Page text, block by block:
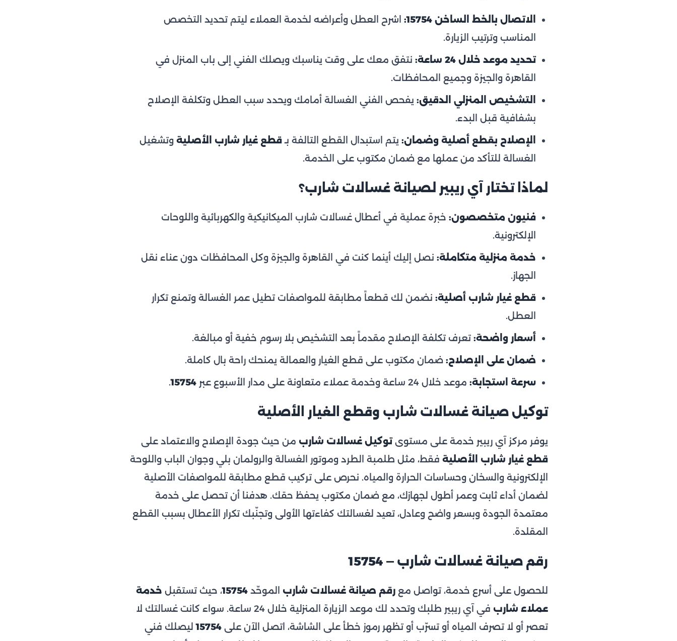
الاتصال بالخط الساخن 15754:
اشرح العطل وأعراضه لخدمة العملاء ليتم تحديد التخصص
المناسب وترتيب الزيارة.
تحديد موعد خلال 24 ساعة:
نتفق معك على وقت يناسبك ويصلك الفني إلى باب المنزل في
القاهرة والجيزة وجميع المحافظات.
التشخيص المنزلي الدقيق: يفحص الفني الغسالة أمامك ويحدد سبب العطل وتكلفة الإصلاح
بشفافية قبل البدء.
الإصلاح بقطع أصلية وضمان: يتم استبدال القطع التالفة بـقطع غيار شارب الأصلية وتشغيل
الغسالة للتأكد من عملها مع ضمان مكتوب على الخدمة.
لماذا تختار آي ريبير لصيانة غسالات شارب؟
فنيون متخصصون: خبرة عملية في أعطال غسالات شارب الميكانيكية والكهربائية واللوحات
الإلكترونية.
خدمة منزلية متكاملة: نصل إليك أينما كنت في القاهرة والجيزة وكل المحافظات دون عناء نقل
الجهاز.
قطع غيار شارب أصلية: نضمن لك قطعاً مطابقة للمواصفات تطيل عمر الغسالة وتمنع تكرار
العطل.
أسعار واضحة: تعرف تكلفة الإصلاح مقدماً بعد التشخيص بلا رسوم خفية أو مبالغة.
ضمان على الإصلاح: ضمان مكتوب على قطع الغيار والعمالة يمنحك راحة بال كاملة.
سرعة استجابة: موعد خلال 24 ساعة وخدمة عملاء متعاونة على مدار الأسبوع عبر 15754
.
توكيل صيانة غسالات شارب وقطع الغيار الأصلية
يوفر مركز آي ريبير خدمة على مستوىتوكيل غسالات شارب من حيث جودة الإصلاح والاعتماد على
قطع غيار شارب الأصلية فقط، مثل طلمبة الطرد وموتور الغسالة والرولمان بلي وجوان الباب واللوحة
الإلكترونية والسخان وحساسات الحرارة والمياه. نحرص على تركيب قطع مطابقة للمواصفات الأصلية
لضمان أداء ثابت وعمر أطول لجهازك، مع ضمان مكتوب يحفظ حقك. هدفنا أن تحصل على خدمة
معتمدة الجودة وبسعر واضح وعادل، تعيد لغسالتك كفاءتها الأولى وتجنّبك تكرار الأعطال بسبب القطع
المقلدة.
رقم صيانة غسالات شارب — 15754
للحصول على أسرع خدمة، تواصل مع رقم صيانة غسالات شارب الموحّد 15754، حيث تستقبل خدمة
عملاء شارب
في آي ريبير طلبك وتحدد لك موعد الزيارة المنزلية خلال 24 ساعة. سواء كانت غسالتك لا
تعصر أو لا تصرف المياه أو تسرّب أو تظهر رموز خطأ على الشاشة، اتصل الآن على 15754ليصلك فني